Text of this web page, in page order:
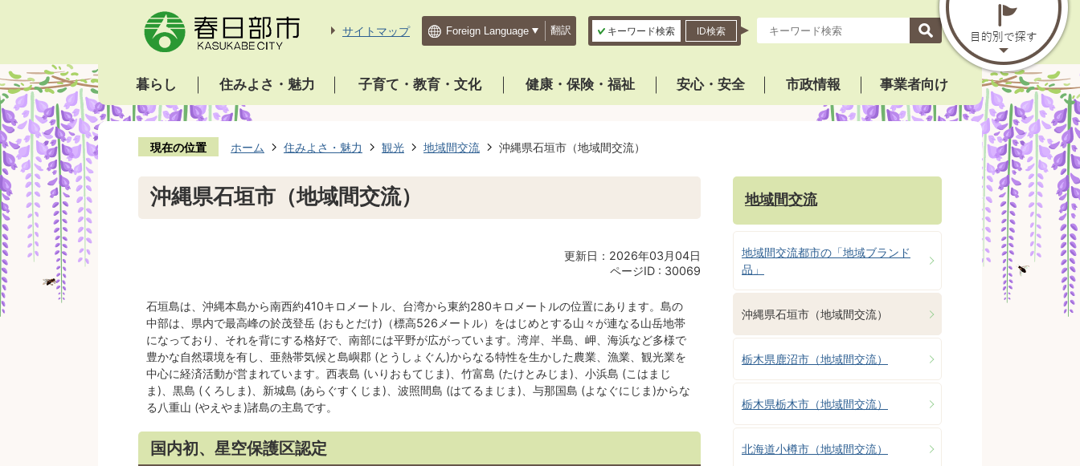
サイトマップ 翻訳 キーワード検索 ID検索
暮らし 住みよさ・魅力 子育て・教育・文化 健康・保険・福祉 安心・安全 市政情報 事業者向け
現在の位置 ホーム 住みよさ・魅力 観光 地域間交流 沖縄県石垣市（地域間交流）
沖縄県石垣市（地域間交流）
更新日：2026年03月04日
ページID : 30069
石垣島は、沖縄本島から南西約410キロメートル、台湾から東約280キロメートルの位置にあります。島の
中部は、県内で最高峰の於茂登岳 (おもとだけ)（標高526メートル）をはじめとする山々が連なる山岳地帯
になっており、それを背にする格好で、南部には平野が広がっています。湾岸、半島、岬、海浜など多様で
豊かな自然環境を有し、亜熱帯気候と島嶼郡 (とうしょぐん)からなる特性を生かした農業、漁業、観光業を
中心に経済活動が営まれています。西表島 (いりおもてじま)、竹富島 (たけとみじま)、小浜島 (こはまじ
ま)、黒島 (くろしま)、新城島 (あらぐすくじま)、波照間島 (はてるまじま)、与那国島 (よなぐにじま)からな
る八重山 (やえやま)諸島の主島です。
国内初、星空保護区認定
地域間交流
地域間交流都市の「地域ブランド
品」
沖縄県石垣市（地域間交流）
栃木県鹿沼市（地域間交流）
栃木県栃木市（地域間交流）
北海道小樽市（地域間交流）